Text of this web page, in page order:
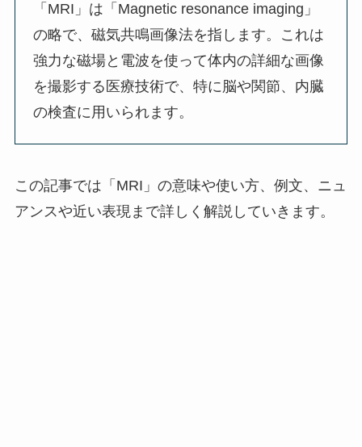
「MRI」は「Magnetic resonance imaging」
の略で、磁気共鳴画像法を指します。これは
強力な磁場と電波を使って体内の詳細な画像
を撮影する医療技術で、特に脳や関節、内臓
の検査に用いられます。
この記事では「MRI」の意味や使い方、例文、ニュ
アンスや近い表現まで詳しく解説していきます。